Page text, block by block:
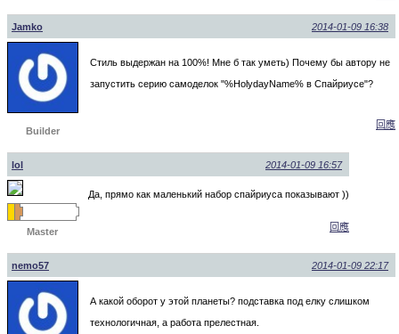
Jamko 2014-01-09 16:38
Builder
Стиль выдержан на 100%! Мне б так уметь) Почему бы автору не
запустить серию самоделок "%HolydayName% в Спайриусе"?
回應
lol 2014-01-09 16:57
Master
Да, прямо как маленький набор спайриуса показывают ))
回應
nemo57 2014-01-09 22:17
А какой оборот у этой планеты? подставка под елку слишком
технологичная, а работа прелестная.